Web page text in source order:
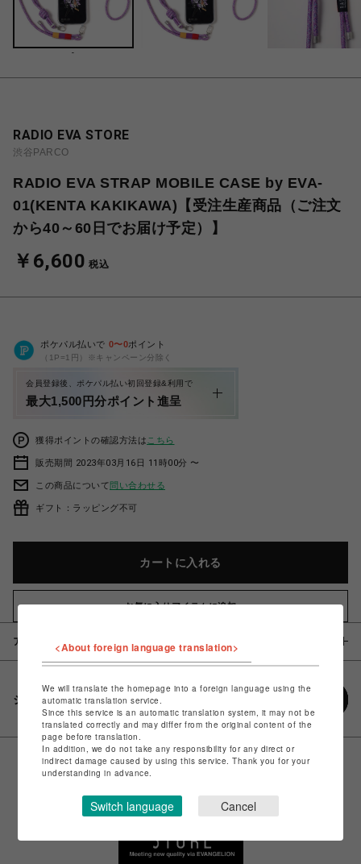
-
RADIO EVA STORE
渋谷PARCO
RADIO EVA STRAP MOBILE CASE by EVA-
01(KENTA KAKIKAWA)【受注生産商品（ご注文
から40～60日でお届け予定）】
￥6,600 税込
ポケパル払いで 0〜0ポイント
（1P=1円）※キャンペーン分除く
会員登録後、ポケパル払い初回登録&利用で
最大1,500円分ポイント進呈
獲得ポイントの確認方法は こちら
販売期間 2023年03月16日 11時00分 〜
この商品について問い合わせる
ギフト：ラッピング不可
カートに入れる
お気に入りアイテムに追加
アイテム説明 / 素材
シェアする
<About foreign language translation>
We will translate the homepage into a foreign language using the
automatic translation service.
Since this service is an automatic translation system, it may not be
translated correctly and may differ from the original content of the
page before translation.
In addition, we do not take any responsibility for any direct or
indirect damage caused by using this service. Thank you for your
understanding in advance.
Switch language Cancel